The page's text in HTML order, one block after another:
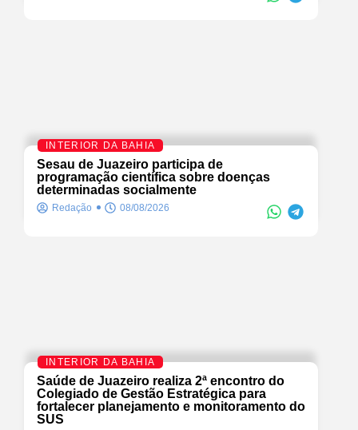
INTERIOR DA BAHIA
Sesau de Juazeiro participa de
programação científica sobre doenças
determinadas socialmente
Redação 08/08/2026
INTERIOR DA BAHIA
Saúde de Juazeiro realiza 2ª encontro do
Colegiado de Gestão Estratégica para
fortalecer planejamento e monitoramento do
SUS